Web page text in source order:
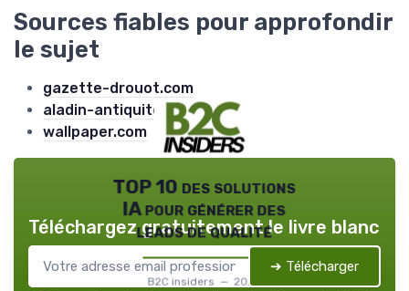
Sources fiables pour approfondir
le sujet
gazette-drouot.com
aladin-antiquites.fr
wallpaper.com
TOP 10 des solutions
IA pour générer des
leads de qualité
B2C insiders — 2026
Téléchargez gratuitement le livre blanc
➔ Télécharger